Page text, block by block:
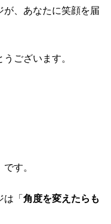
が、あなたに笑顔を届
ございます。
す。
は 「角度を変えたらも